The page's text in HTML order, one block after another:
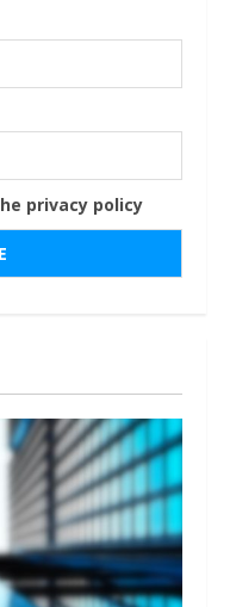
privacy policy